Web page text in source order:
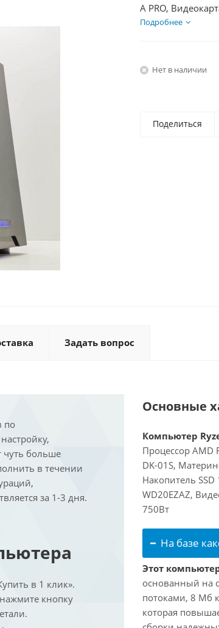
A PRO,
2Тб, БП 750Вт
Подробнее
Нет в наличии
Поделиться
Задать вопрос
по
чуть больше
в течении
за 1-3 дня.
в 1 клик».
кнопку
Основные
Компьютер
Процессор AMD
DK-01S,
Накопитель SSD
WD20EZAZ,
750Вт
На базе
Этот
основанный на
потоками, 8 Мб
которая